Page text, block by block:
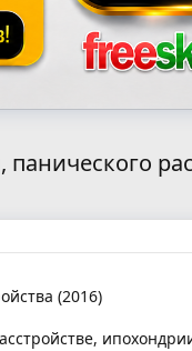
(2016)